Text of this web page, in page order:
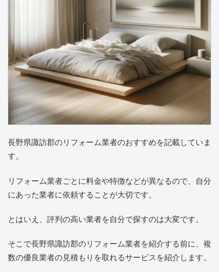
長野県諏訪郡のリフォーム業者のおすすめを記載していま
す。
リフォーム業者ごとに料金や特徴などが異なるので、自分
にあった業者に依頼することが大切です。
とはいえ、評判の高い業者を自分で探すのは大変です。
そこで長野県諏訪郡のリフォーム業者を紹介する前に、複
数の優良業者の見積もりを取れるサービスを紹介します。